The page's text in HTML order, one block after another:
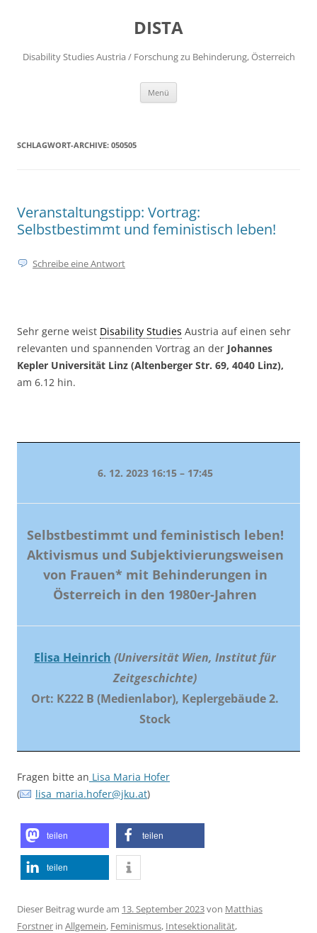
DISTA
Disability Studies Austria / Forschung zu Behinderung, Österreich
Menü
SCHLAGWORT-ARCHIVE: 050505
Veranstaltungstipp: Vortrag:
Selbstbestimmt und feministisch leben!
Schreibe eine Antwort
Sehr gerne weist Disability Studies Austria auf einen sehr
relevanten und spannenden Vortrag an der Johannes
Kepler Universität Linz (Altenberger Str. 69, 4040 Linz),
am 6.12 hin.
6. 12. 2023 16:15 – 17:45
Selbstbestimmt und feministisch leben!
Aktivismus und Subjektivierungsweisen
von Frauen* mit Behinderungen in
Österreich in den 1980er-Jahren
Elisa Heinrich (Universität Wien, Institut für
Zeitgeschichte)
Ort: K222 B (Medienlabor), Keplergebäude 2.
Stock
Fragen bitte an Lisa Maria Hofer
(
lisa_maria.hofer@jku.at)
teilen teilen
teilen
Dieser Beitrag wurde am 13. September 2023von Matthias
Forstner in Allgemein, Feminismus, Intesektionalität,